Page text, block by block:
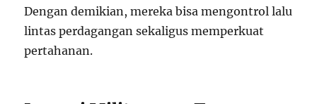
Dengan demikian, mereka bisa mengontrol lalu
lintas perdagangan sekaligus memperkuat
pertahanan.